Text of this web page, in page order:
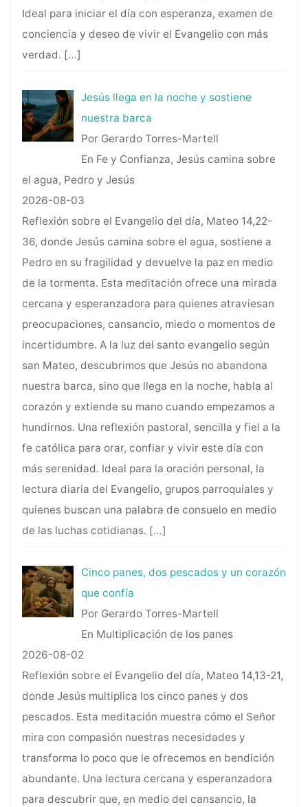
Ideal para iniciar el día con esperanza, examen de
conciencia y deseo de vivir el Evangelio con más
verdad. […]
Jesús llega en la noche y sostiene
nuestra barca
Por Gerardo Torres-Martell
En Fe y Confianza, Jesús camina sobre
el agua, Pedro y Jesús
2026-08-03
Reflexión sobre el Evangelio del día, Mateo 14,22-
36, donde Jesús camina sobre el agua, sostiene a
Pedro en su fragilidad y devuelve la paz en medio
de la tormenta. Esta meditación ofrece una mirada
cercana y esperanzadora para quienes atraviesan
preocupaciones, cansancio, miedo o momentos de
incertidumbre. A la luz del santo evangelio según
san Mateo, descubrimos que Jesús no abandona
nuestra barca, sino que llega en la noche, habla al
corazón y extiende su mano cuando empezamos a
hundirnos. Una reflexión pastoral, sencilla y fiel a la
fe católica para orar, confiar y vivir este día con
más serenidad. Ideal para la oración personal, la
lectura diaria del Evangelio, grupos parroquiales y
quienes buscan una palabra de consuelo en medio
de las luchas cotidianas. […]
Cinco panes, dos pescados y un corazón
que confía
Por Gerardo Torres-Martell
En Multiplicación de los panes
2026-08-02
Reflexión sobre el Evangelio del día, Mateo 14,13-21,
donde Jesús multiplica los cinco panes y dos
pescados. Esta meditación muestra cómo el Señor
mira con compasión nuestras necesidades y
transforma lo poco que le ofrecemos en bendición
abundante. Una lectura cercana y esperanzadora
para descubrir que, en medio del cansancio, la